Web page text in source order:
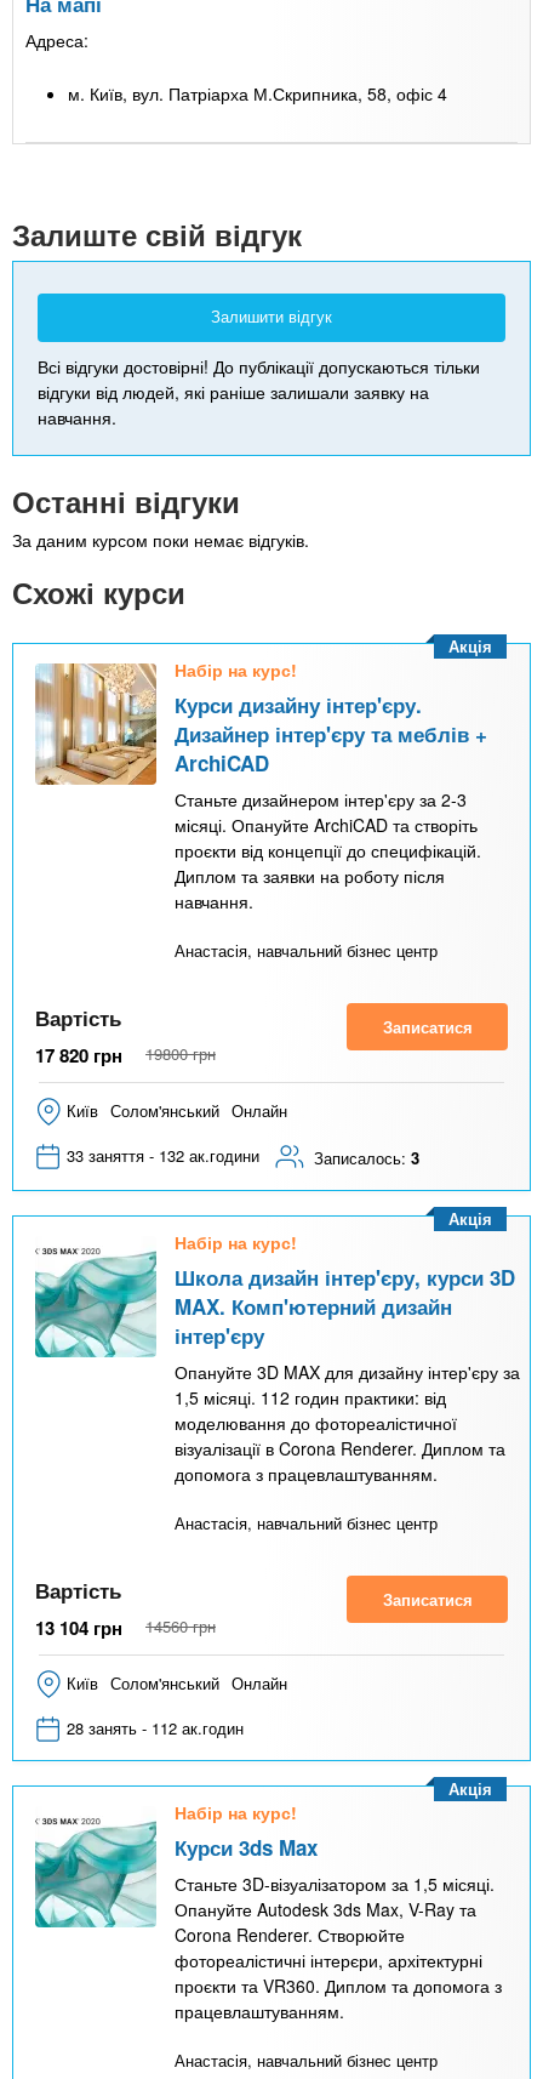
Адреса:
м. Київ, вул. Патріарха М.Скрипника, 58, офіс 4
Залиште свій відгук
Залишити відгук
Всі відгуки достовірні! До публікації допускаються тільки
відгуки від людей, які раніше залишали заявку на
навчання.
Останні відгуки
За даним курсом поки немає відгуків.
Схожі курси
Набір на курс!
Курси дизайну інтер'єру.
Дизайнер інтер'єру та меблів +
ArchiCAD
Станьте дизайнером інтер'єру за 2-3
місяці. Опануйте ArchiCAD та створіть
проєкти від концепції до специфікацій.
Диплом та заявки на роботу після
навчання.
Анастасія, навчальний бізнес центр
Акція
Вартість
17 820 грн 19800 грн
Записатися
Київ Солом'янський Онлайн
33 заняття - 132 ак.години
Записалось: 3
Набір на курс!
Школа дизайн інтер'єру, курси 3D
MAX. Комп'ютерний дизайн
інтер'єру
Опануйте 3D MAX для дизайну інтер'єру за
1,5 місяці. 112 годин практики: від
моделювання до фотореалістичної
візуалізації в Corona Renderer. Диплом та
допомога з працевлаштуванням.
Анастасія, навчальний бізнес центр
Акція
Вартість
13 104 грн 14560 грн
Записатися
Київ Солом'янський Онлайн
28 занять - 112 ак.годин
Набір на курс!
Курси 3ds Max
Станьте 3D-візуалізатором за 1,5 місяці.
Опануйте Autodesk 3ds Max, V-Ray та
Corona Renderer. Створюйте
фотореалістичні інтерєри, архітектурні
проєкти та VR360. Диплом та допомога з
працевлаштуванням.
Анастасія, навчальний бізнес центр
Акція